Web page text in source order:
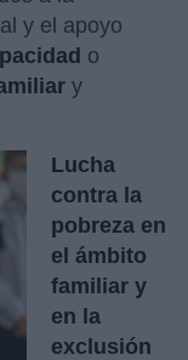
y el apoyo
o
y
Lucha
contra la
pobreza en
el ámbito
familiar y
en la
exclusión